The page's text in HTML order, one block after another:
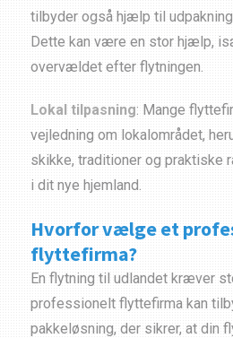
tilbyder også hjælp til
Dette kan være en stor hjælp,
overvældet efter flytningen.
Lokal tilpasning: Mange
vejledning om lokalområdet,
skikke, traditioner og praktiske
i dit nye hjemland.
Hvorfor vælge et
flyttefirma?
En flytning til udlandet kræver
professionelt flyttefirma kan
pakkeløsning, der sikrer, at din